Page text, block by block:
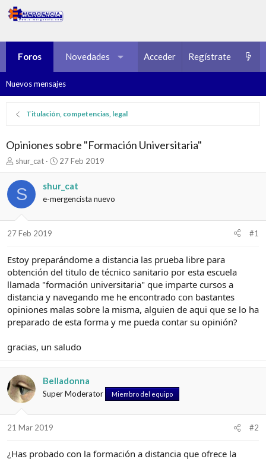
Foros Novedades Multimedia Recursos
Acceder Regístrate
Nuevos mensajes
Titulación, competencias, legal
Opiniones sobre "Formación Universitaria"
I
i
c
o
d
e
l
t
e
m
a
shur_cat
F
h
a
i
c
i
o
27 Feb 2019
S shur_cat
e-mergencista nuevo
27 Feb 2019 #1
Estoy preparándome a distancia las prueba libre para
obtención del titulo de técnico sanitario por esta escuela
llamada "formación universitaria" que imparte cursos a
distancia y navegando me he encontrado con bastantes
opiniones malas sobre la misma, alguien de aqui que se lo ha
preparado de esta forma y me pueda contar su opinión?
gracias, un saludo
Belladonna
Super Moderator Miembro del equipo
21 Mar 2019 #2
¿Has probado con la formación a distancia que ofrece la